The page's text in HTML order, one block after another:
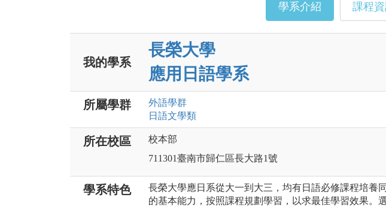
學系介紹 課程
我的學系
長榮大學
應用日語學系
所屬學群 外語學群
日語文學類
所在校區
校本部
711301臺南市歸仁區長大路1號
學系特色
長榮大學應日系從大一到大三，均有日語必修課程培養
的基本能力，按照課程規劃學習，以求最佳學習效果。